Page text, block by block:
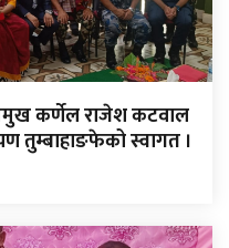
कर्णेल राजेश कटवाल
तुम्बाहाङफेको स्वागत ।